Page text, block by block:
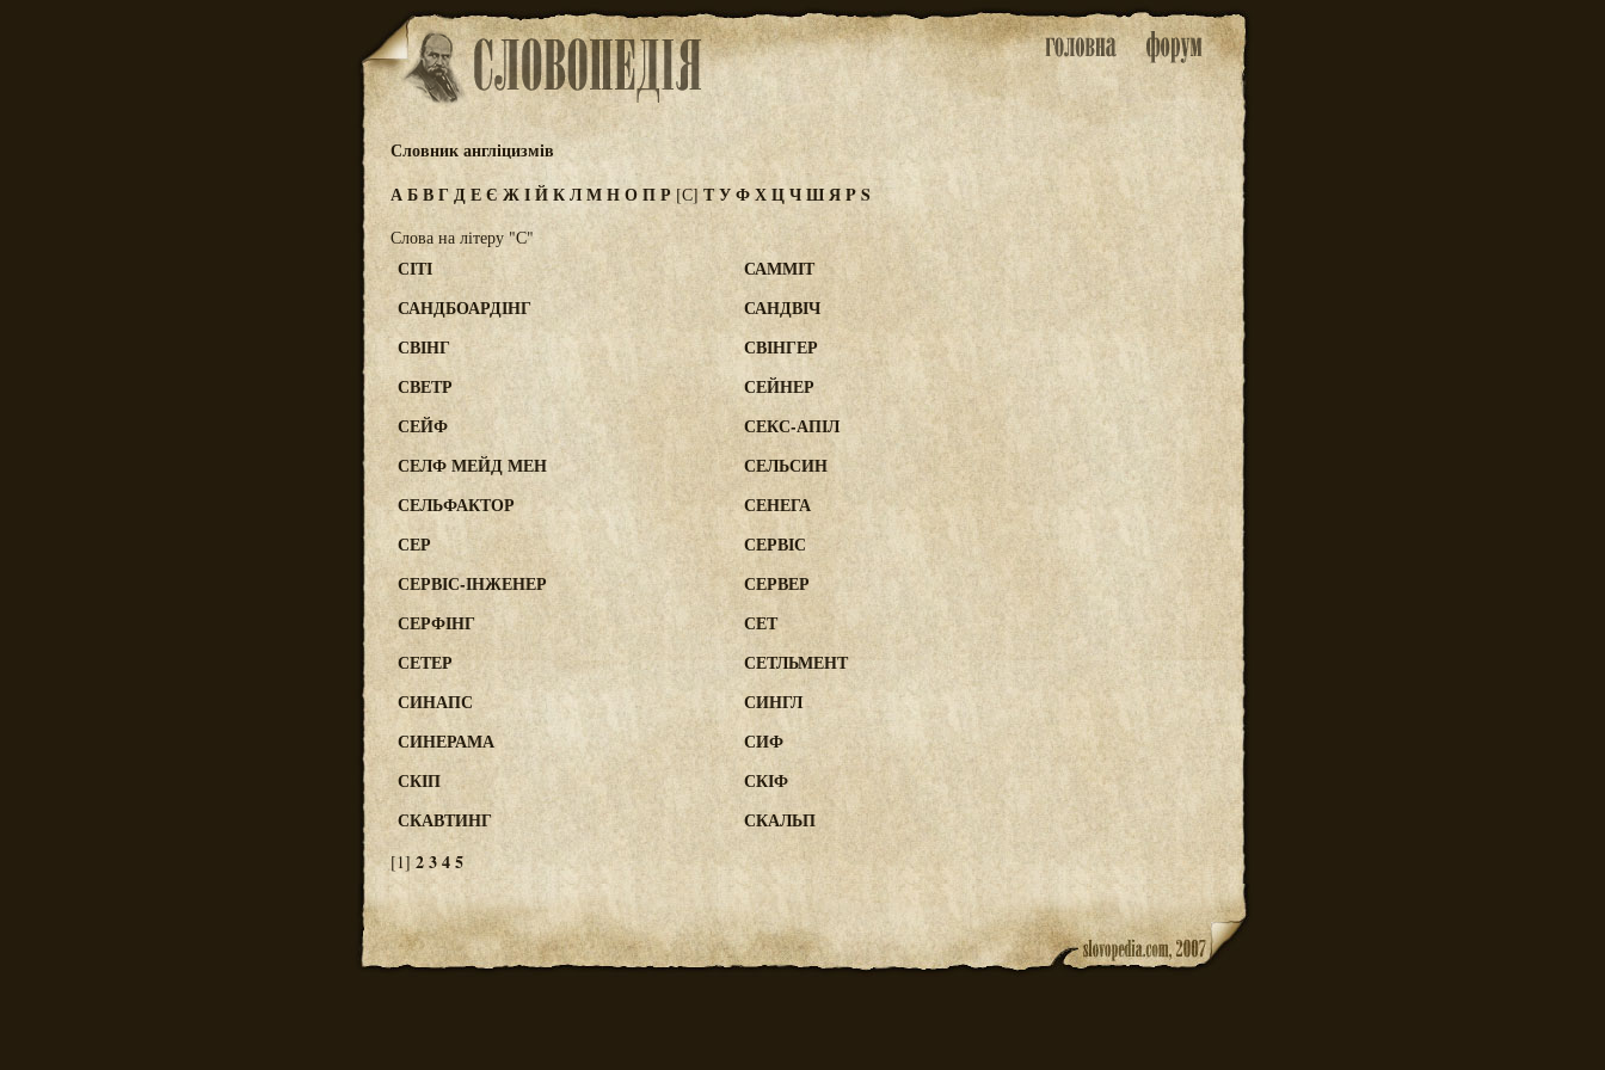
Словник англіцизмів
АБВГДЕЄЖІЙКЛМНОПР [С] ТУФХЦЧШЯPS
Слова на літеру "С"
СІТІ
САММІТ
САНДБОАРДІНГ
САНДВІЧ
СВІНГ
СВІНГЕР
СВЕТР
СЕЙНЕР
СЕЙФ
СЕКС-АПІЛ
СЕЛФ МЕЙД МЕН
СЕЛЬСИН
СЕЛЬФАКТОР
СЕНЕГА
СЕР
СЕРВІС
СЕРВІС-ІНЖЕНЕР
СЕРВЕР
СЕРФІНГ
СЕТ
СЕТЕР
СЕТЛЬМЕНТ
СИНАПС
СИНГЛ
СИНЕРАМА
СИФ
СКІП
СКІФ
СКАВТИНГ
СКАЛЬП
[1] 2345